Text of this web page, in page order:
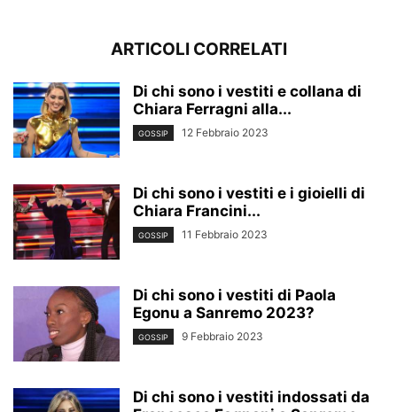
ARTICOLI CORRELATI
Di chi sono i vestiti e collana di
Chiara Ferragni alla...
GOSSIP 12 Febbraio 2023
Di chi sono i vestiti e i gioielli di
Chiara Francini...
GOSSIP 11 Febbraio 2023
Di chi sono i vestiti di Paola
Egonu a Sanremo 2023?
GOSSIP 9 Febbraio 2023
Di chi sono i vestiti indossati da